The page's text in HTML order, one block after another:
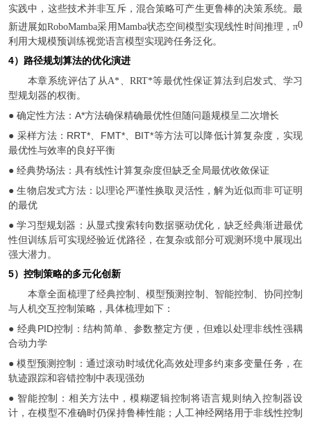
实践中，这些技术并非互斥，混合策略可产生更鲁棒的决策系统。最
新进展如RoboMamba采用Mamba状态空间模型实现线性时间推理，π0
利用大规模预训练视觉语言模型实现跨任务泛化。
4）路径规划算法的优化演进
本章系统评估了从A*、RRT*等最优性保证算法到启发式、学习
型规划器的权衡。
● 确定性方法：A*方法确保精确最优性但随问题规模呈二次增长
● 采样方法：RRT*、FMT*、BIT*等方法可以降低计算复杂度，实现
最优性与效率的良好平衡
● 经典势场法：具有线性计算复杂度但缺乏全局最优收敛保证
● 生物启发式方法：以理论严谨性换取灵活性，解为近似而非可证明
的最优
● 学习型规划器：从显式搜索转向数据驱动优化，缺乏经典渐进最优
性但训练后可实现经验近优路径，在复杂或部分可观测环境中展现出
强大潜力。
5）控制策略的多元化创新
本章全面梳理了经典控制、模型预测控制、智能控制、协同控制
与人机交互控制策略，具体梳理如下：
● 经典PID控制：结构简单、参数整定方便，但难以处理非线性强耦
合动力学
● 模型预测控制：通过滚动时域优化高效处理多约束多变量任务，在
轨迹跟踪和容错控制中表现强劲
● 智能控制：相关方法中，模糊逻辑控制将语言规则纳入控制器设
计，在模型不准确时仍保持鲁棒性能；人工神经网络用于非线性控制